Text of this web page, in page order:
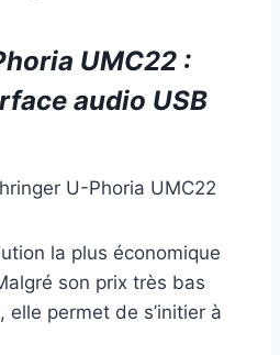
UMC22 :
audio USB
la plus économique
son prix très bas
permet de s’initier à